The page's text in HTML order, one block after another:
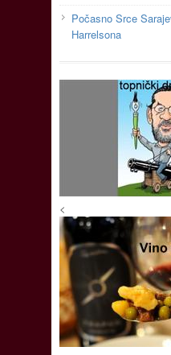
Počasno Srce
Harrelsona
<